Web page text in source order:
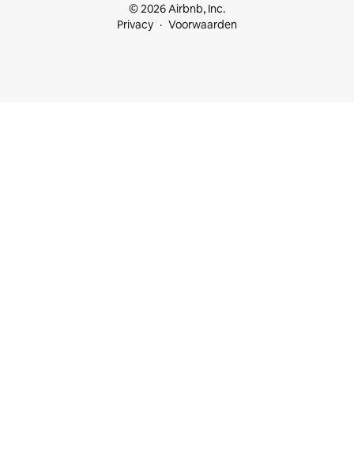
© 2026 Airbnb, Inc.
Privacy
Voorwaarden